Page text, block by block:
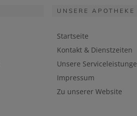
UNSERE APOTHEKE
Startseite
Kontakt & Dienstzeiten
Unsere
Impressum
Zu unserer Website